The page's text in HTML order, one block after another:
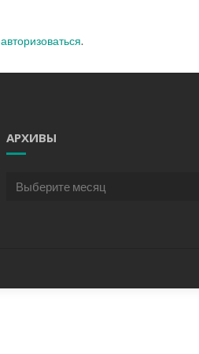
авторизоваться.
АРХИВЫ
Архивы